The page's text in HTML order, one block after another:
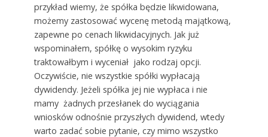
przykład wiemy, że spółka będzie likwidowana,
możemy zastosować wycenę metodą majątkową,
zapewne po cenach likwidacyjnych. Jak już
wspominałem, spółkę o wysokim ryzyku
traktowałbym i wyceniał jako rodzaj opcji.
Oczywiście, nie wszystkie spółki wypłacają
dywidendy. Jeżeli spółka jej nie wypłaca i nie
mamy żadnych przesłanek do wyciągania
wniosków odnośnie przyszłych dywidend, wtedy
warto zadać sobie pytanie, czy mimo wszystko